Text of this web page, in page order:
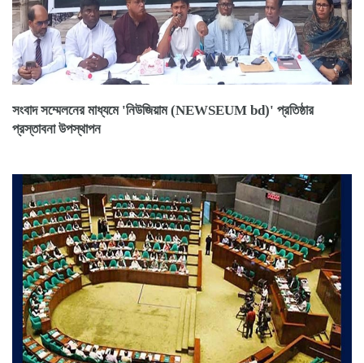
সংবাদ সম্মেলনের মাধ্যমে 'নিউজিয়াম (NEWSEUM bd)' প্রতিষ্ঠার
প্রস্তাবনা উপস্থাপন